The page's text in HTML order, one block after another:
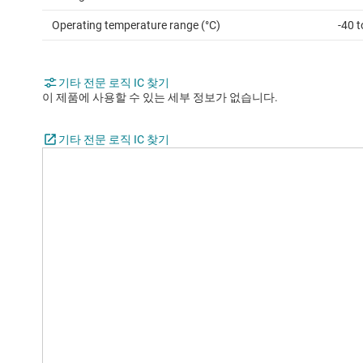
Operating temperature range (°C) -40
기타 전문 로직 IC 찾기
이 제품에 사용할 수 있는 세부 정보가 없습니다.
기타 전문 로직 IC 찾기